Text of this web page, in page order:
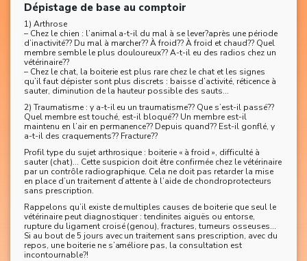
Dépistage de base au comptoir
1) Arthrose
– Chez le chien : l’animal a-t-il du mal à se lever?après une période
d’inactivité?? Du mal à marcher?? À froid?? À froid et chaud?? Quel
membre semble le plus douloureux?? A-t-il eu des radios chez un
vétérinaire??
– Chez le chat, la boiterie est plus rare chez le chat et les signes
qu’il faut dépister sont plus discrets : baisse d’activité, réticence à
sauter, diminution de la hauteur possible des sauts...
2) Traumatisme : y a-t-il eu un traumatisme?? Que s’est-il passé??
Quel membre est touché, est-il bloqué?? Un membre est-il
maintenu en l’air en permanence?? Depuis quand?? Est-il gonflé, y
a-t-il des craquements?? Fracture??
Profil type du sujet arthrosique : boiterie « à froid », difficulté à
sauter (chat)… Cette suspicion doit être confirmée chez le vétérinaire
par un contrôle radiographique. Cela ne doit pas retarder la mise
en place d’un traitement d’attente à l’aide de chondroprotecteurs
sans prescription.
Rappelons qu’il existe de multiples causes de boiterie que seul le
vétérinaire peut diagnostiquer : tendinites aiguës ou entorse,
rupture du ligament croisé (genou), fractures, tumeurs osseuses...
Si au bout de 5 jours avec un traitement sans prescription, avec du
repos, une boiterie ne s’améliore pas, la consultation est
incontournable?!